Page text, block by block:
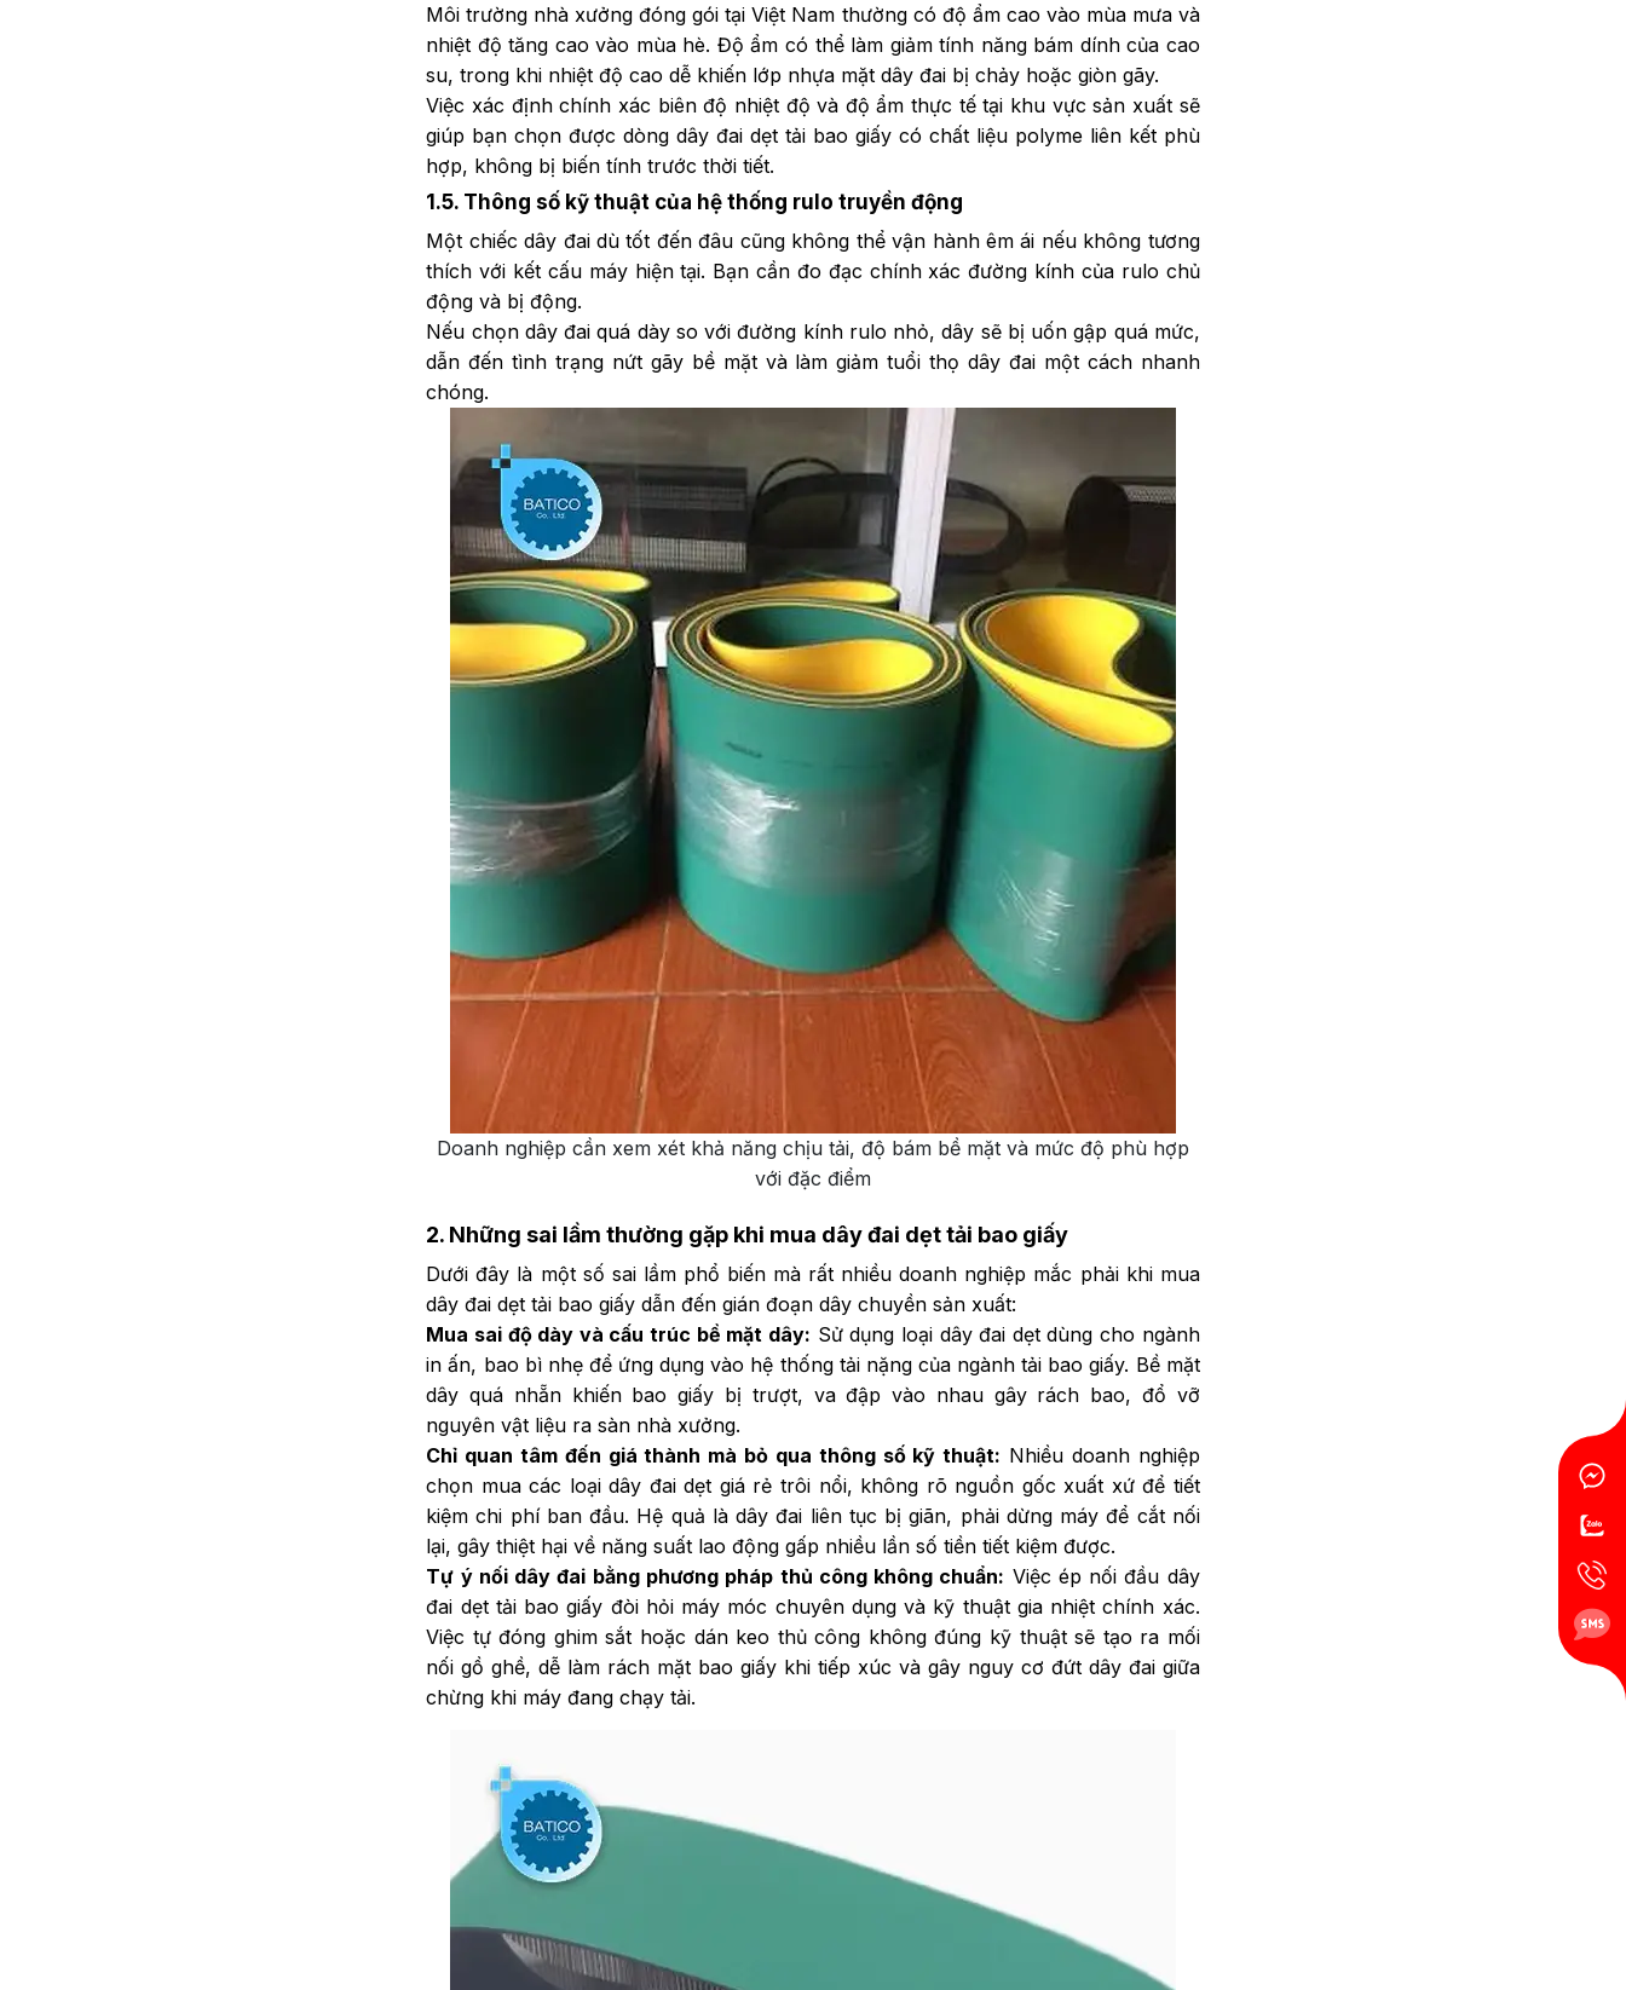
Môi trường nhà xưởng đóng gói tại Việt Nam thường có độ ẩm cao vào mùa mưa và
nhiệt độ tăng cao vào mùa hè. Độ ẩm có thể làm giảm tính năng bám dính của cao
su, trong khi nhiệt độ cao dễ khiến lớp nhựa mặt dây đai bị chảy hoặc giòn gãy.
Việc xác định chính xác biên độ nhiệt độ và độ ẩm thực tế tại khu vực sản xuất sẽ
giúp bạn chọn được dòng dây đai dẹt tải bao giấy có chất liệu polyme liên kết phù
hợp, không bị biến tính trước thời tiết.
1.5. Thông số kỹ thuật của hệ thống rulo truyền động
Một chiếc dây đai dù tốt đến đâu cũng không thể vận hành êm ái nếu không tương
thích với kết cấu máy hiện tại. Bạn cần đo đạc chính xác đường kính của rulo chủ
động và bị động.
Nếu chọn dây đai quá dày so với đường kính rulo nhỏ, dây sẽ bị uốn gập quá mức,
dẫn đến tình trạng nứt gãy bề mặt và làm giảm tuổi thọ dây đai một cách nhanh
chóng.
Doanh nghiệp cần xem xét khả năng chịu tải, độ bám bề mặt và mức độ phù hợp
với đặc điểm
2. Những sai lầm thường gặp khi mua dây đai dẹt tải bao giấy
Dưới đây là một số sai lầm phổ biến mà rất nhiều doanh nghiệp mắc phải khi mua
dây đai dẹt tải bao giấy dẫn đến gián đoạn dây chuyền sản xuất:
Mua sai độ dày và cấu trúc bề mặt dây: Sử dụng loại dây đai dẹt dùng cho ngành
in ấn, bao bì nhẹ để ứng dụng vào hệ thống tải nặng của ngành tải bao giấy. Bề mặt
dây quá nhẵn khiến bao giấy bị trượt, va đập vào nhau gây rách bao, đổ vỡ
nguyên vật liệu ra sàn nhà xưởng.
Chỉ quan tâm đến giá thành mà bỏ qua thông số kỹ thuật: Nhiều doanh nghiệp
chọn mua các loại dây đai dẹt giá rẻ trôi nổi, không rõ nguồn gốc xuất xứ để tiết
kiệm chi phí ban đầu. Hệ quả là dây đai liên tục bị giãn, phải dừng máy để cắt nối
lại, gây thiệt hại về năng suất lao động gấp nhiều lần số tiền tiết kiệm được.
Tự ý nối dây đai bằng phương pháp thủ công không chuẩn: Việc ép nối đầu dây
đai dẹt tải bao giấy đòi hỏi máy móc chuyên dụng và kỹ thuật gia nhiệt chính xác.
Việc tự đóng ghim sắt hoặc dán keo thủ công không đúng kỹ thuật sẽ tạo ra mối
nối gồ ghề, dễ làm rách mặt bao giấy khi tiếp xúc và gây nguy cơ đứt dây đai giữa
chừng khi máy đang chạy tải.